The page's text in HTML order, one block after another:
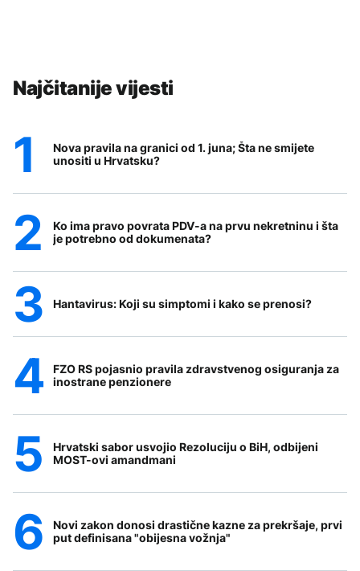
Najčitanije vijesti
Nova pravila na granici od 1. juna; Šta ne smijete
unositi u Hrvatsku?
Ko ima pravo povrata PDV-a na prvu nekretninu i šta
je potrebno od dokumenata?
Hantavirus: Koji su simptomi i kako se prenosi?
FZO RS pojasnio pravila zdravstvenog osiguranja za
inostrane penzionere
Hrvatski sabor usvojio Rezoluciju o BiH, odbijeni
MOST-ovi amandmani
Novi zakon donosi drastične kazne za prekršaje, prvi
put definisana "obijesna vožnja"